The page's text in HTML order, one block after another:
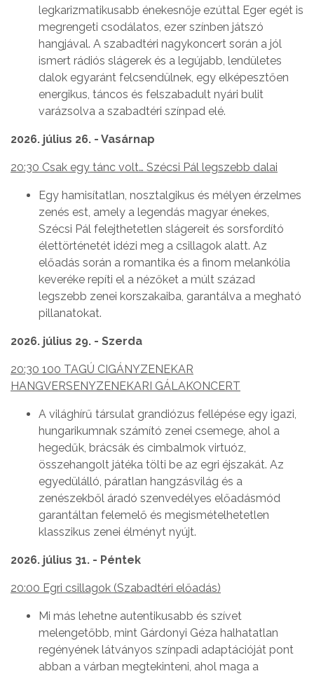
legkarizmatikusabb énekesnője ezúttal Eger egét is
megrengeti csodálatos, ezer színben játszó
hangjával. A szabadtéri nagykoncert során a jól
ismert rádiós slágerek és a legújabb, lendületes
dalok egyaránt felcsendülnek, egy elképesztően
energikus, táncos és felszabadult nyári bulit
varázsolva a szabadtéri színpad elé.
2026. július 26. - Vasárnap
20:30 Csak egy tánc volt… Szécsi Pál legszebb dalai
Egy hamisítatlan, nosztalgikus és mélyen érzelmes
zenés est, amely a legendás magyar énekes,
Szécsi Pál felejthetetlen slágereit és sorsfordító
élettörténetét idézi meg a csillagok alatt. Az
előadás során a romantika és a finom melankólia
keveréke repíti el a nézőket a múlt század
legszebb zenei korszakaiba, garantálva a megható
pillanatokat.
2026. július 29. - Szerda
20:30 100 TAGÚ CIGÁNYZENEKAR
HANGVERSENYZENEKARI GÁLAKONCERT
A világhírű társulat grandiózus fellépése egy igazi,
hungarikumnak számító zenei csemege, ahol a
hegedűk, brácsák és cimbalmok virtuóz,
összehangolt játéka tölti be az egri éjszakát. Az
egyedülálló, páratlan hangzásvilág és a
zenészekből áradó szenvedélyes előadásmód
garantáltan felemelő és megismételhetetlen
klasszikus zenei élményt nyújt.
2026. július 31. - Péntek
20:00 Egri csillagok (Szabadtéri előadás)
Mi más lehetne autentikusabb és szívet
melengetőbb, mint Gárdonyi Géza halhatatlan
regényének látványos színpadi adaptációját pont
abban a várban megtekinteni, ahol maga a